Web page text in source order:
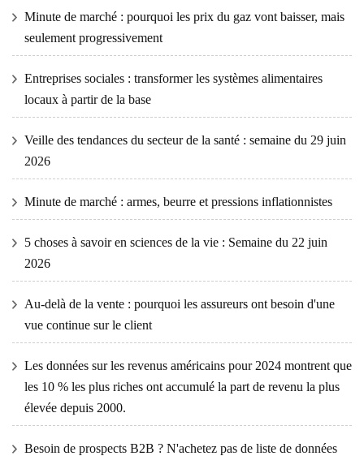
Minute de marché : pourquoi les prix du gaz vont baisser, mais
seulement progressivement
Entreprises sociales : transformer les systèmes alimentaires
locaux à partir de la base
Veille des tendances du secteur de la santé : semaine du 29 juin
2026
Minute de marché : armes, beurre et pressions inflationnistes
5 choses à savoir en sciences de la vie : Semaine du 22 juin
2026
Au-delà de la vente : pourquoi les assureurs ont besoin d'une
vue continue sur le client
Les données sur les revenus américains pour 2024 montrent que
les 10 % les plus riches ont accumulé la part de revenu la plus
élevée depuis 2000.
Besoin de prospects B2B ? N'achetez pas de liste de données